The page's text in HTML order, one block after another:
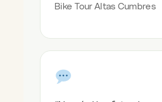
Bike Tour Altas Cumbres